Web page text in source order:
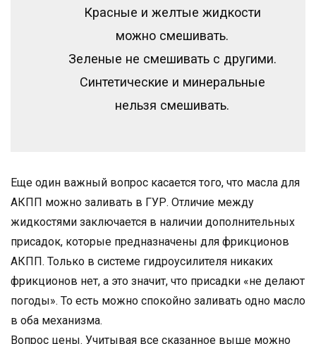
Красные и желтые жидкости
можно смешивать.
Зеленые не смешивать с другими.
Синтетические и минеральные
нельзя смешивать.
Еще один важный вопрос касается того, что масла для
АКПП можно заливать в ГУР. Отличие между
жидкостями заключается в наличии дополнительных
присадок, которые предназначены для фрикционов
АКПП. Только в системе гидроусилителя никаких
фрикционов нет, а это значит, что присадки «не делают
погоды». То есть можно спокойно заливать одно масло
в оба механизма.
Вопрос цены. Учитывая все сказанное выше можно